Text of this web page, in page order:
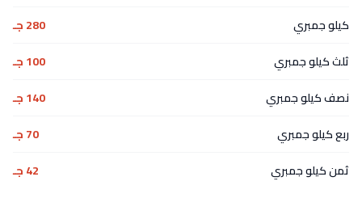
كيلو جمبري
280 جـ
ثلث كيلو جمبري
100 جـ
نصف كيلو جمبري
140 جـ
ربع كيلو جمبري
70 جـ
ثمن كيلو جمبري
42 جـ